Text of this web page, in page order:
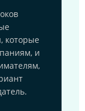
которые
и